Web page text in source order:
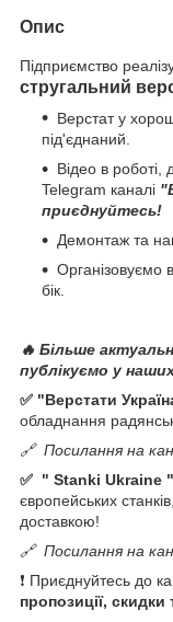
Опис
Підприємство
стругальний
Верстат у
під'єднаний.
Відео в роботі,
Telegram каналі
приєднуйтесь!
Демонтаж та
Організовуємо
бік.
🔥 Більше
публікуємо у
✅ "Верстати
обладнання
🔗 Посилання на
✅ " Stanki Ukraine
європейських
доставкою!
🔗 Посилання на
❗ Приєднуйтесь до
пропозиції, скидки